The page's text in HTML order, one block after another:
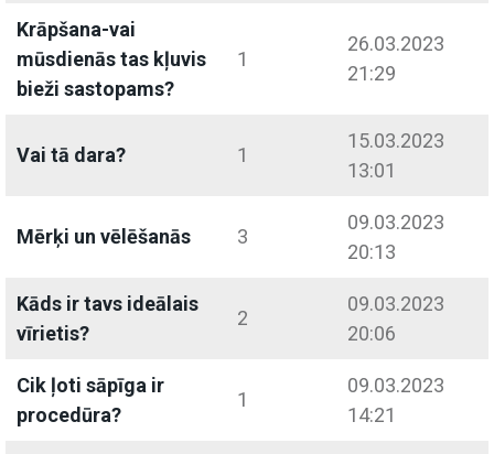
Krāpšana-vai
mūsdienās tas kļuvis
bieži sastopams?
1
26.03.2023
21:29
Vai tā dara? 1
15.03.2023
13:01
Mērķi un vēlēšanās 3
09.03.2023
20:13
Kāds ir tavs ideālais
vīrietis?
2
09.03.2023
20:06
Cik ļoti sāpīga ir
procedūra?
1
09.03.2023
14:21